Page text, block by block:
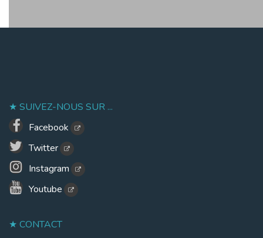
SUIVEZ-NOUS SUR ...
Facebook
Twitter
Instagram
Youtube
CONTACT